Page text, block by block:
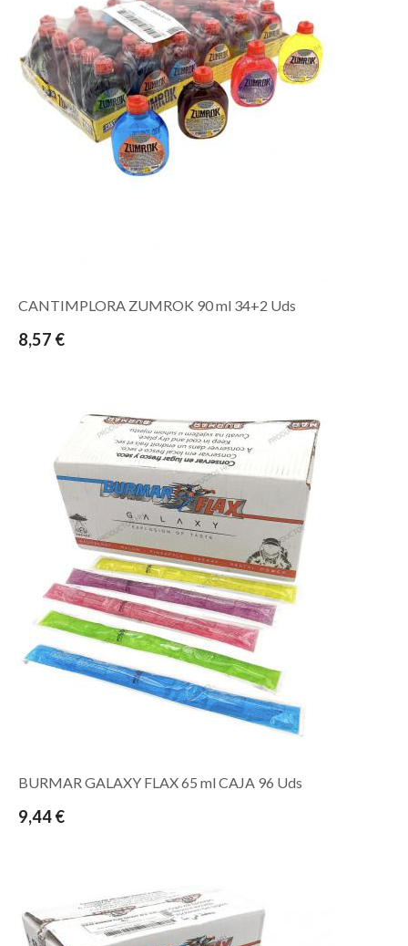
CANTIMPLORA ZUMROK 90 ml 34+2 Uds
8,57 €
BURMAR GALAXY FLAX 65 ml CAJA 96 Uds
9,44 €